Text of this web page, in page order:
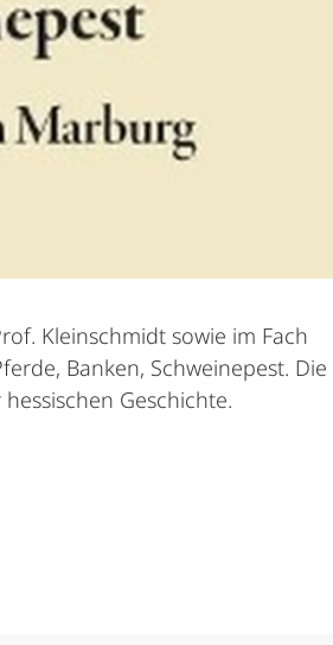
Kleinschmidt sowie im Fach
Banken, Schweinepest. Die
Geschichte.